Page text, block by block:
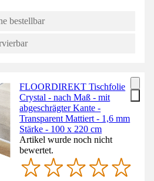
bestellbar
FLOORDIREKT Tischfolie
Crystal - nach Maß - mit
abgeschrägter Kante -
Transparent Mattiert - 1,6 mm
Stärke - 100 x 220 cm
Artikel wurde noch nicht
bewertet.